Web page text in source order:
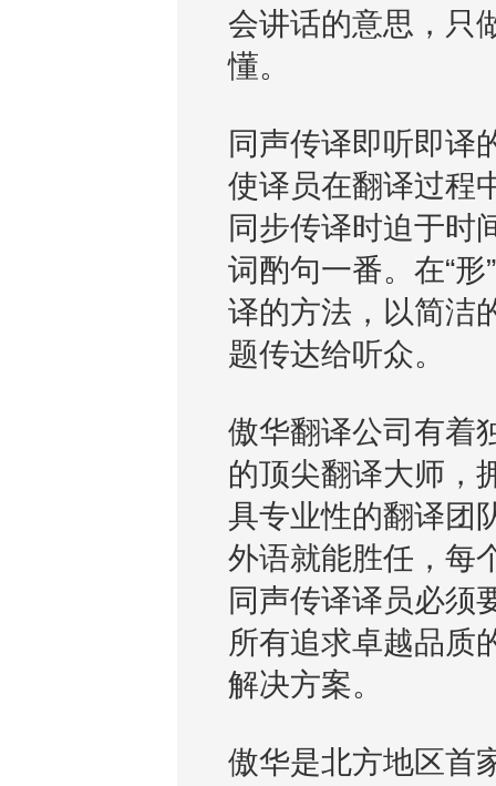
会讲话的意思，只
懂。
同声传译即听即译
使译员在翻译过程
同步传译时迫于时
词酌句一番。在“形
译的方法，以简洁
题传达给听众。
傲华翻译公司有着
的顶尖翻译大师，
具专业性的翻译团
外语就能胜任，每
同声传译译员必须
所有追求卓越品质
解决方案。
傲华是北方地区首